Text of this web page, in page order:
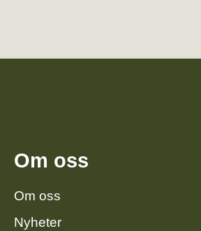
Om oss
Om oss
Nyheter